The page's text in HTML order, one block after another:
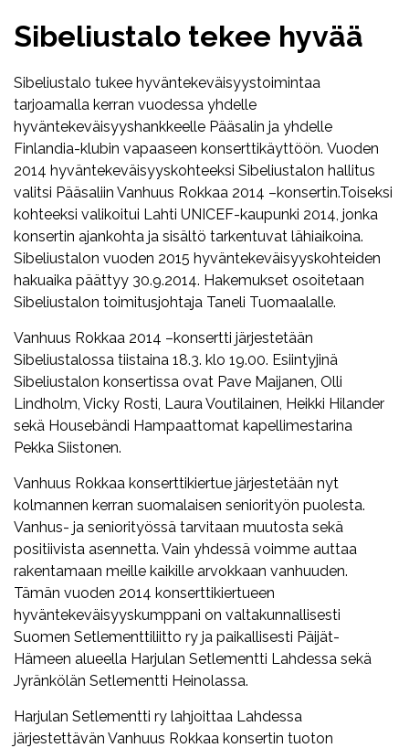
Sibeliustalo tekee hyvää
Sibeliustalo tukee hyväntekeväisyystoimintaa
tarjoamalla kerran vuodessa yhdelle
hyväntekeväisyyshankkeelle Pääsalin ja yhdelle
Finlandia-klubin vapaaseen konserttikäyttöön. Vuoden
2014 hyväntekeväisyyskohteeksi Sibeliustalon hallitus
valitsi Pääsaliin Vanhuus Rokkaa 2014 –konsertin.Toiseksi
kohteeksi valikoitui Lahti UNICEF-kaupunki 2014, jonka
konsertin ajankohta ja sisältö tarkentuvat lähiaikoina.
Sibeliustalon vuoden 2015 hyväntekeväisyyskohteiden
hakuaika päättyy 30.9.2014. Hakemukset osoitetaan
Sibeliustalon toimitusjohtaja Taneli Tuomaalalle.
Vanhuus Rokkaa 2014 –konsertti järjestetään
Sibeliustalossa tiistaina 18.3. klo 19.00. Esiintyjinä
Sibeliustalon konsertissa ovat Pave Maijanen, Olli
Lindholm, Vicky Rosti, Laura Voutilainen, Heikki Hilander
sekä Housebändi Hampaattomat kapellimestarina
Pekka Siistonen.
Vanhuus Rokkaa konserttikiertue järjestetään nyt
kolmannen kerran suomalaisen seniorityön puolesta.
Vanhus- ja seniorityössä tarvitaan muutosta sekä
positiivista asennetta. Vain yhdessä voimme auttaa
rakentamaan meille kaikille arvokkaan vanhuuden.
Tämän vuoden 2014 konserttikiertueen
hyväntekeväisyyskumppani on valtakunnallisesti
Suomen Setlementtiliitto ry ja paikallisesti Päijät-
Hämeen alueella Harjulan Setlementti Lahdessa sekä
Jyränkölän Setlementti Heinolassa.
Harjulan Setlementti ry lahjoittaa Lahdessa
järjestettävän Vanhuus Rokkaa konsertin tuoton